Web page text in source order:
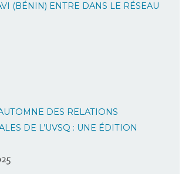
(BÉNIN) ENTRE DANS LE RÉSEAU
DES RELATIONS
DE L’UVSQ : UNE ÉDITION